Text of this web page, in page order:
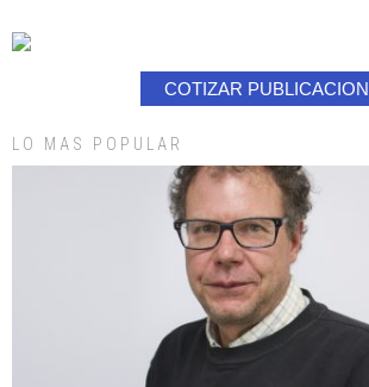
COTIZAR PUBLICACION
LO MAS POPULAR